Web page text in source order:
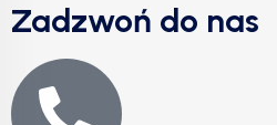
Zadzwoń do nas